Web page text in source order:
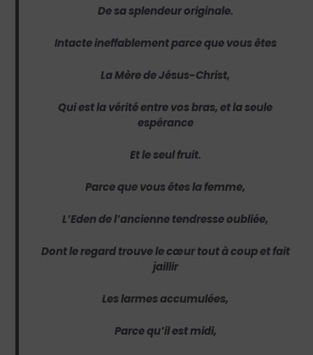
De sa splendeur originale.
Intacte ineffablement parce que vous êtes
La Mère de Jésus-Christ,
Qui est la vérité entre vos bras, et la seule
espérance
Et le seul fruit.
Parce que vous êtes la femme,
L’Eden de l’ancienne tendresse oubliée,
Dont le regard trouve le cœur tout à coup et fait
jaillir
Les larmes accumulées,
Parce qu’il est midi,